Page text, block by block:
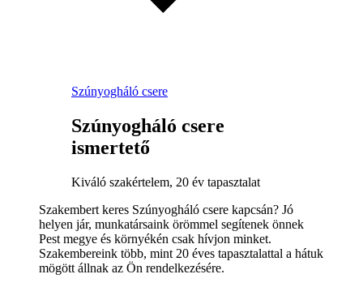
Szúnyogháló csere
Szúnyogháló csere
ismertető
Kiváló szakértelem, 20 év tapasztalat
Szakembert keres Szúnyogháló csere kapcsán? Jó
helyen jár, munkatársaink örömmel segítenek önnek
Pest megye és környékén csak hívjon minket.
Szakembereink több, mint 20 éves tapasztalattal a hátuk
mögött állnak az Ön rendelkezésére.